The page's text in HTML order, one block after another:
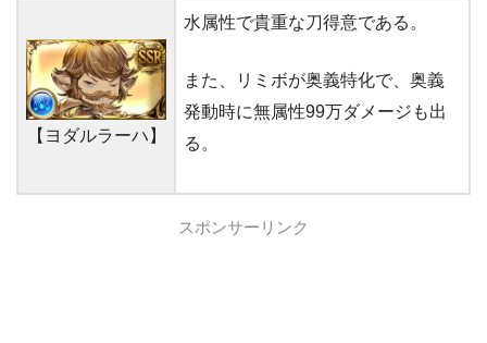
【ヨダルラーハ】
水属性で貴重な刀得意である。
また、リミボが奥義特化で、奥義
発動時に無属性99万ダメージも出
る。
スポンサーリンク